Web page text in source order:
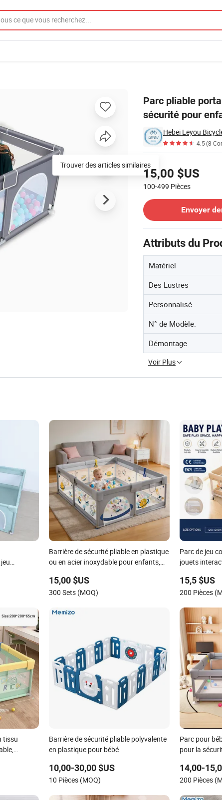
Parc pliable
sécurité pour
Hebei Leyou
4.5(8
Tarifs
15,00 $US
100-499 Pièces
Envoyer
Attributs du
Matériel
Des Lustres
Personnalisé
N° de Modèle.
Démontage
Voir Plus
Trouver des articles similaires
Barrière de sécurité pliable en plastique
ou en acier inoxydable pour enfants,
15,00 $US
300 Sets (MOQ)
Parc de jeu
jouets
15,5 $US
200 Pièces
tissu
Barrière de sécurité pliable polyvalente
en plastique pour bébé
10,00-30,00 $US
10 Pièces (MOQ)
Parc pour
pour la
14,00-
200 Pièces